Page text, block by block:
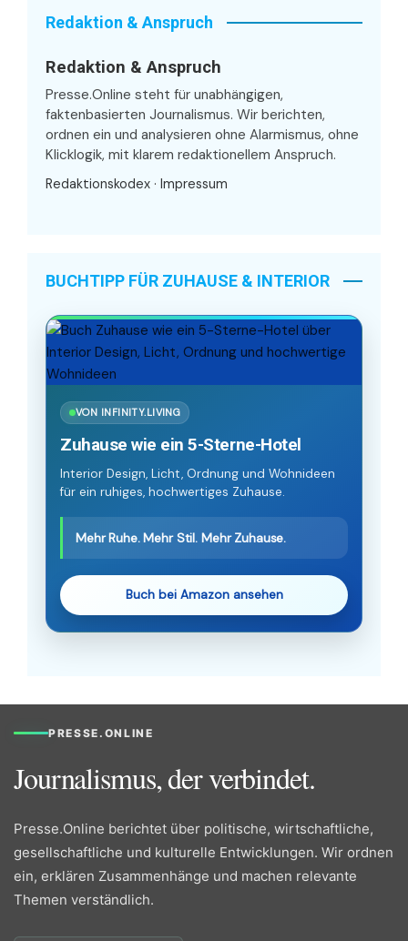
Redaktion & Anspruch
Redaktion & Anspruch
Presse.Online steht für unabhängigen,
faktenbasierten Journalismus. Wir berichten,
ordnen ein und analysieren ohne Alarmismus, ohne
Klicklogik, mit klarem redaktionellem Anspruch.
Redaktionskodex · Impressum
BUCHTIPP FÜR ZUHAUSE & INTERIOR
VON INFINITY.LIVING
Zuhause wie ein 5-Sterne-Hotel
Interior Design, Licht, Ordnung und Wohnideen
für ein ruhiges, hochwertiges Zuhause.
Mehr Ruhe. Mehr Stil. Mehr Zuhause.
Buch bei Amazon ansehen
PRESSE.ONLINE
Journalismus, der verbindet.
Presse.Online berichtet über politische, wirtschaftliche,
gesellschaftliche und kulturelle Entwicklungen. Wir ordnen
ein, erklären Zusammenhänge und machen relevante
Themen verständlich.